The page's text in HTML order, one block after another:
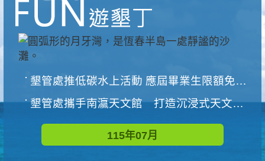
墾管處推低碳水上活動 應屆畢業生限額免費參加
墾管處攜手南瀛天文館 打造沉浸式天文探索營隊
115年07月